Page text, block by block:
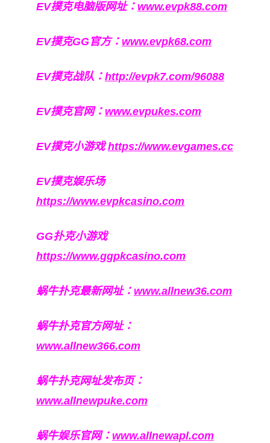
EV撲克电脑版网址： www.evpk88.com
EV撲克GG官方： www.evpk68.com
EV撲克战队： http://evpk7.com/96088
EV撲克官网： www.evpukes.com
EV撲克小游戏https://www.evgames.cc
EV撲克娱乐场
https://www.evpkcasino.com
GG扑克小游戏
https://www.ggpkcasino.com
蜗牛扑克最新网址： www.allnew36.com
蜗牛扑克官方网址：
www.allnew366.com
蜗牛扑克网址发布页：
www.allnewpuke.com
蜗牛娱乐官网： www.allnewapl.com